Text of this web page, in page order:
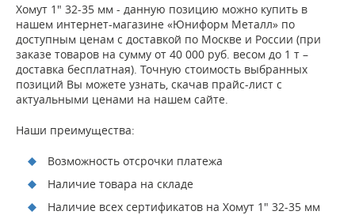
Хомут 1" 32-35 мм - данную позицию можно купить в
нашем интернет-магазине «Юниформ Металл» по
доступным ценам с доставкой по Москве и России (при
заказе товаров на сумму от 40 000 руб. весом до 1 т –
доставка бесплатная). Точную стоимость выбранных
позиций Вы можете узнать, скачав прайс-лист с
актуальными ценами на нашем сайте.
Наши преимущества:
Возможность отсрочки платежа
Наличие товара на складе
Наличие всех сертификатов на Хомут 1" 32-35 мм